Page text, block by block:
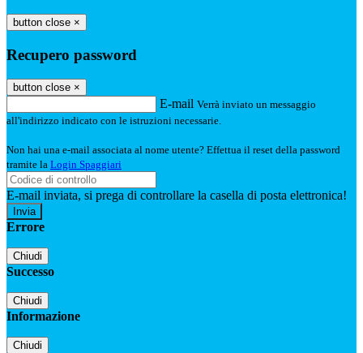
button close ×
Recupero password
button close ×
E-mail Verrà inviato un messaggio
all'indirizzo indicato con le istruzioni necessarie.
Non hai una e-mail associata al nome utente? Effettua il reset della password
tramite la Login Spaggiari
E-mail inviata, si prega di controllare la casella di posta elettronica!
Errore
Chiudi
Successo
Chiudi
Informazione
Chiudi